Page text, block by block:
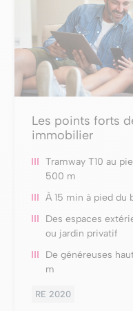
Les points forts
immobilier
Tramway T10 au
500 m
À 15 min à pied du
Des espaces
ou jardin privatif
De généreuses
m
RE 2020